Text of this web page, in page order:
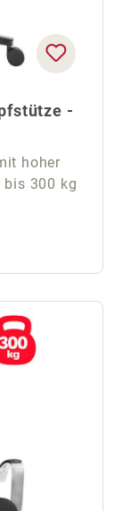
-
hoher
bis 300 kg